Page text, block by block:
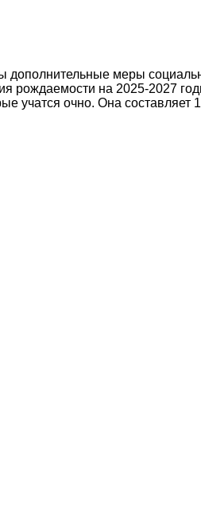
дополнительные меры
на 2025-2027
учатся очно. Она составляет